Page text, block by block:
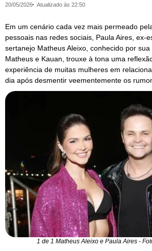
20/05/2026 Atualizado às 22:50
Em um cenário cada vez mais permeado
pessoais nas redes sociais, Paula Aires, ex-
sertanejo Matheus Aleixo, conhecido por
Matheus e Kauan, trouxe à tona uma
experiência de muitas mulheres em
dia após desmentir veementemente os
1 de 1 Matheus Aleixo e Paula Aires -